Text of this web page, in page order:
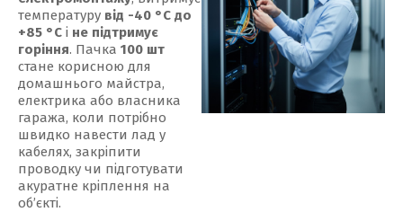
температуру від -40 °С до
+85 °С і не підтримує
горіння. Пачка 100 шт
стане корисною для
домашнього майстра,
електрика або власника
гаража, коли потрібно
швидко навести лад у
кабелях, закріпити
проводку чи підготувати
акуратне кріплення на
об’єкті.